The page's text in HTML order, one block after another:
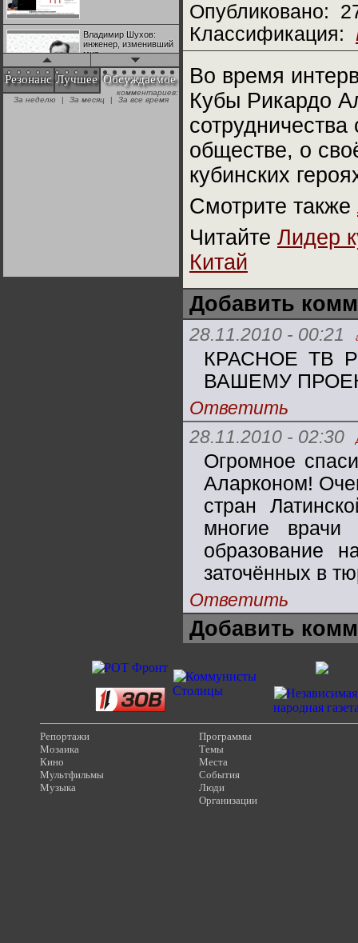
Владимир Шухов:
инженер, изменивший
мир
"Аркадий Коц" на
эгалите-фесте "Не
Резонанс Лучшее Обсуждаемое
комментариев:
За неделю
| За месяц | За все время
Опубликовано:
Классификация:
Во время
Кубы Рикардо
обществе, о
кубинских
Смотрите также
Читайте Лидер
Китай
Добавить
28.11.2010 - 00:21
КРАСНОЕ ТВ
ВАШЕМУ
Ответить
28.11.2010 - 02:30
Огромное
Аларконом!
стран
многие
образование
заточённых в
Ответить
Добавить
Репортажи
Мозаика
Кино
Мультфильмы
Музыка
Программы
Темы
Места
События
Люди
Организации